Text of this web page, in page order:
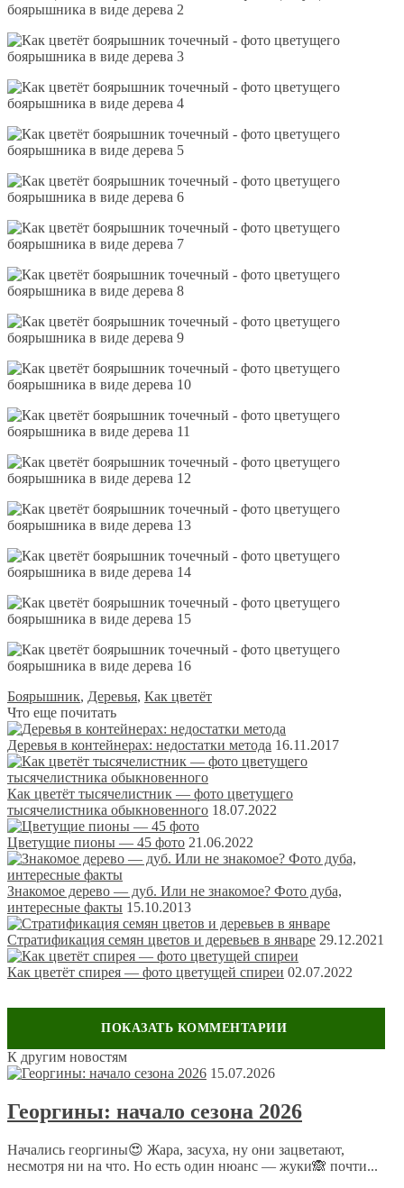
Боярышник, Деревья, Как цветёт
Что еще почитать
Деревья в контейнерах: недостатки метода 16.11.2017
Как цветёт тысячелистник — фото цветущего
тысячелистника обыкновенного 18.07.2022
Цветущие пионы — 45 фото 21.06.2022
Знакомое дерево — дуб. Или не знакомое? Фото дуба,
интересные факты 15.10.2013
Стратификация семян цветов и деревьев в январе 29.12.2021
Как цветёт спирея — фото цветущей спиреи 02.07.2022
Оставить комментарий
Ваш адрес email не будет опубликован.
Обязательные поля
помечены*
Комментарий*
К другим новостям
15.07.2026
Георгины: начало сезона 2026
Начались георгины😍 Жара, засуха, ну они зацветают,
несмотря ни на что. Но есть один нюанс — жуки🙈 почти...